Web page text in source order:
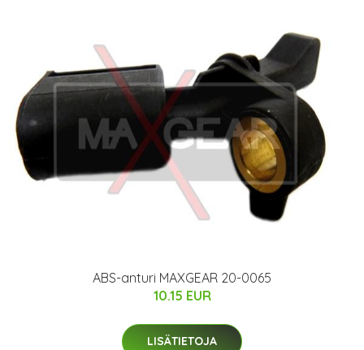
ABS-anturi MAXGEAR 20-0065
10.15 EUR
LISÄTIETOJA